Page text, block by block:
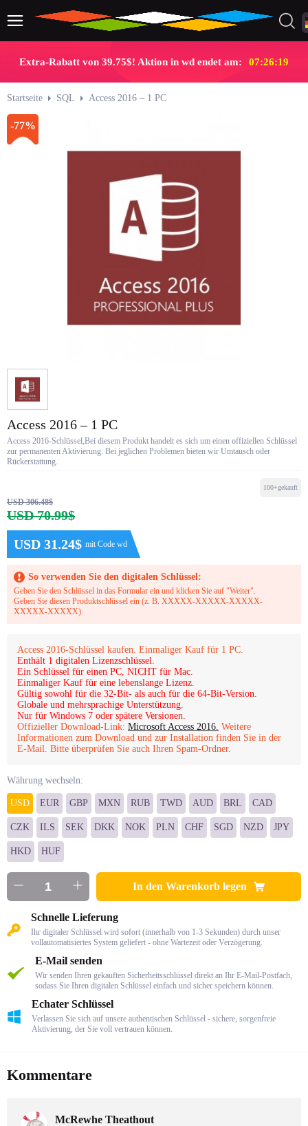
Extra-Rabatt von 39.75$! Aktion in wd endet am: 07:26:19
Startseite SQL Access 2016 – 1 PC
-77%
Access 2016 – 1 PC
Access 2016-Schlüssel,Bei diesem Produkt handelt es sich um einen offiziellen Schlüssel
zur permanenten Aktivierung. Bei jeglichen Problemen bieten wir Umtausch oder
Rückerstattung.
USD 306.48$
USD 70.99$
USD 31.24$ mit Code wd
100+gekauft
So verwenden Sie den digitalen Schlüssel:
Geben Sie den Schlüssel in das Formular ein und klicken Sie auf "Weiter".
Geben Sie diesen Produktschlüssel ein (z. B. XXXXX-XXXXX-XXXXX-
XXXXX-XXXXX)
Access 2016-Schlüssel kaufen. Einmaliger Kauf für 1 PC.
Enthält 1 digitalen Lizenzschlüssel.
Ein Schlüssel für einen PC, NICHT für Mac.
Einmaliger Kauf für eine lebenslange Lizenz.
Gültig sowohl für die 32-Bit- als auch für die 64-Bit-Version.
Globale und mehrsprachige Unterstützung.
Nur für Windows 7 oder spätere Versionen.
Offizieller Download-Link: Microsoft Access 2016. Weitere
Informationen zum Download und zur Installation finden Sie in der
E-Mail. Bitte überprüfen Sie auch Ihren Spam-Ordner.
Währung wechseln:
USD EUR GBP MXN RUB TWD AUD BRL CAD
CZK ILS SEK DKK NOK PLN CHF SGD NZD JPY
HKD HUF
In den Warenkorb legen
Schnelle Lieferung
Ihr digitaler Schlüssel wird sofort (innerhalb von 1-3 Sekunden) durch unser
vollautomatisiertes System geliefert - ohne Wartezeit oder Verzögerung.
E-Mail senden
Wir senden Ihren gekauften Sicherheitsschlüssel direkt an Ihr E-Mail-Postfach,
sodass Sie Ihren digitalen Schlüssel einfach und sicher speichern können.
Echater Schlüssel
Verlassen Sie sich auf unsere authentischen Schlüssel - sichere, sorgenfreie
Aktivierung, der Sie voll vertrauen können.
Kommentare
McRewhe Theathout